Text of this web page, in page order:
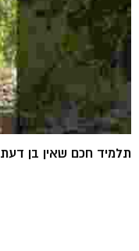
תלמיד חכם שאין בן דעת